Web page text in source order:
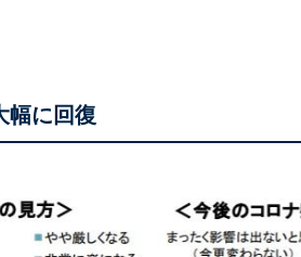
幅に回復